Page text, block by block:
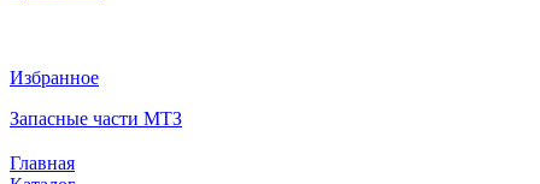
Избранное
Запасные части МТЗ
Главная